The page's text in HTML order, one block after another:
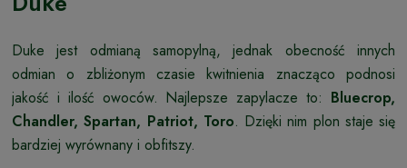
Duke jest odmianą samopylną, jednak obecność innych
odmian o zbliżonym czasie kwitnienia znacząco podnosi
jakość i ilość owoców. Najlepsze zapylacze to: Bluecrop,
Chandler, Spartan, Patriot, Toro. Dzięki nim plon staje się
bardziej wyrównany i obfitszy.